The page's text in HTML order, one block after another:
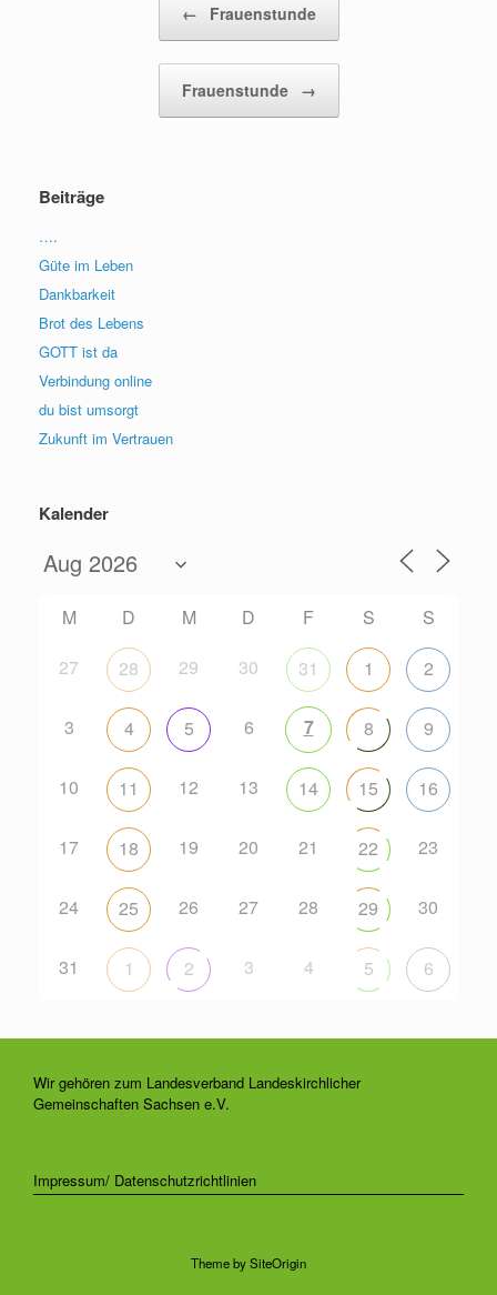
← Frauenstunde
Frauenstunde →
Beiträge
….
Güte im Leben
Dankbarkeit
Brot des Lebens
GOTT ist da
Verbindung online
du bist umsorgt
Zukunft im Vertrauen
Kalender
M D M D F S
S
27
28 29 30 31 1 2
3 4 5 6 7 8 9
10 11 12 13 14 15 16
17 18 19 20 21 22 23
24 25 26 27 28 29 30
31 1 2 3 4 5 6
Wir gehören zum Landesverband Landeskirchlicher
Gemeinschaften Sachsen e.V.
Impressum/ Datenschutzrichtlinien
Theme bySiteOrigin